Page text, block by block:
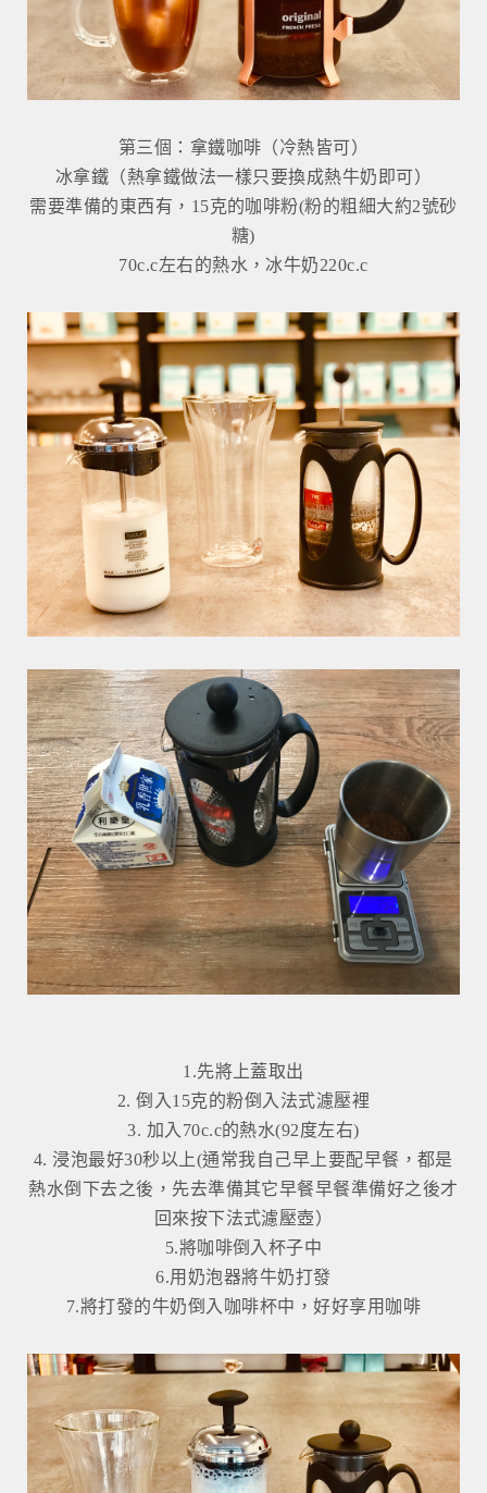
第三個：拿鐵咖啡（冷熱皆可）
冰拿鐵（熱拿鐵做法一樣只要換成熱牛奶即可）
需要準備的東西有，15克的咖啡粉(粉的粗細大約2號砂
糖)
70c.c左右的熱水，冰牛奶220c.c
1.先將上蓋取出
2. 倒入15克的粉倒入法式濾壓裡
3. 加入70c.c的熱水(92度左右)
4. 浸泡最好30秒以上(通常我自己早上要配早餐，都是
熱水倒下去之後，先去準備其它早餐早餐準備好之後才
回來按下法式濾壓壺）
5.將咖啡倒入杯子中
6.用奶泡器將牛奶打發
7.將打發的牛奶倒入咖啡杯中，好好享用咖啡